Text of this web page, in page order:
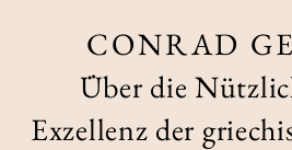
CONRAD
Über die
Exzellenz der